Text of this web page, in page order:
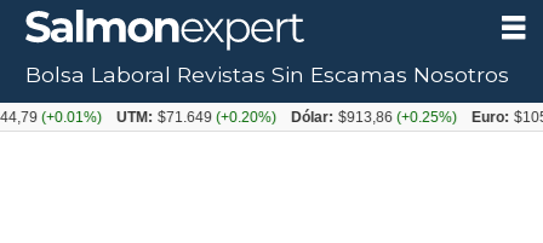
Bolsa Laboral Revistas Sin Escamas Nosotros
UTM: $71.649(+0.20%) Dólar: $913,86(+0.25%) Euro: $1053,08(-